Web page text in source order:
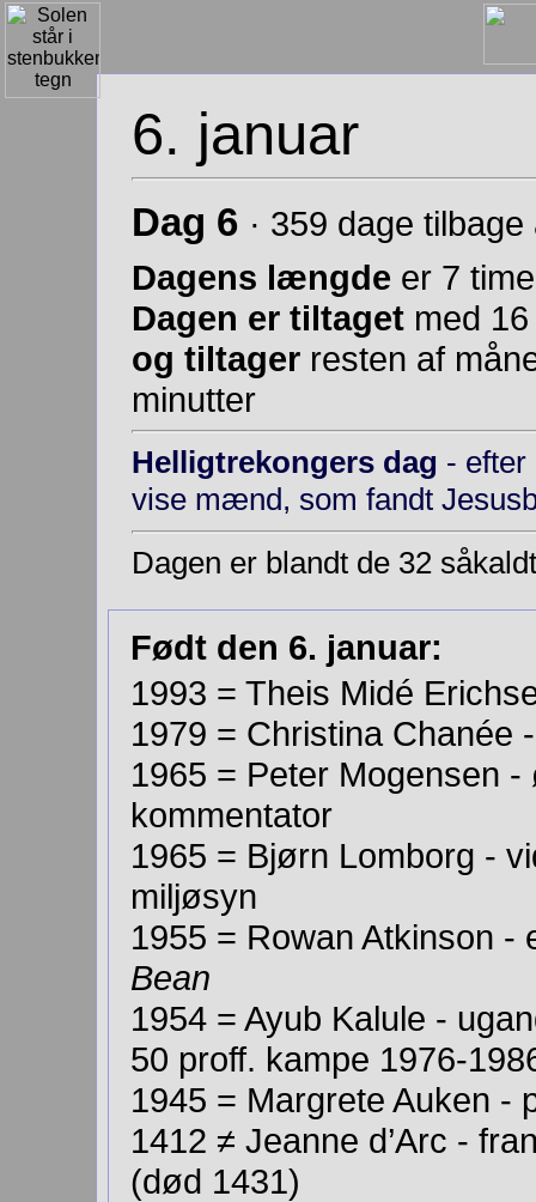
6. januar
Dag 6 · 359 dage
Dagens længde er 7
Dagen er tiltaget med
og tiltager resten af
minutter
Helligtrekongers dag - efter
vise mænd, som fandt
Dagen er blandt de 32
Født den 6. januar:
1993 = Theis Midé
1979 = Christina Chanée
1965 = Peter Mogensen
kommentator
1965 = Bjørn Lomborg -
miljøsyn
1955 = Rowan Atkinson
Bean
1954 = Ayub Kalule -
50 proff. kampe 1976-
1945 = Margrete Auken
1412 ≠ Jeanne d’Arc -
(død 1431)